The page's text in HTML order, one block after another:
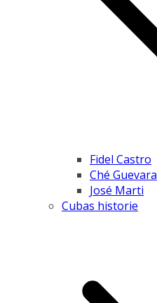
Fidel Castro
Ché Guevara
José Marti
Cubas historie